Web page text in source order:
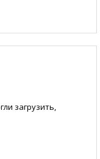
загрузить,